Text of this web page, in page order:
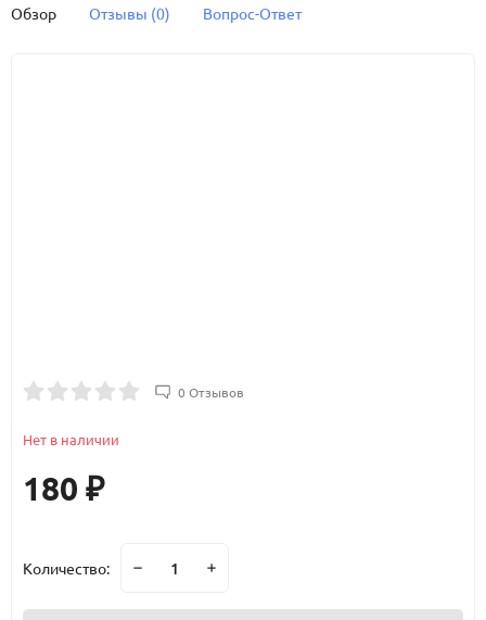
Обзор Отзывы (0) Вопрос-Ответ
0 Отзывов
Нет в наличии
180 ₽
Количество: